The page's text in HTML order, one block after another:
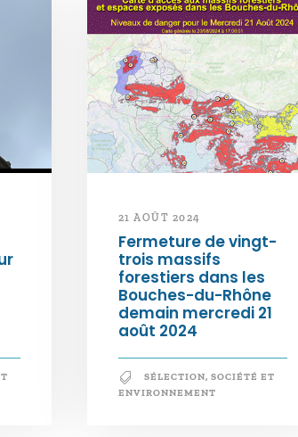
21 AOÛT 2024
Fermeture de vingt-
trois massifs
forestiers dans les
Bouches-du-Rhône
demain mercredi 21
août 2024
SÉLECTION, SOCIÉTÉ ET
ENVIRONNEMENT